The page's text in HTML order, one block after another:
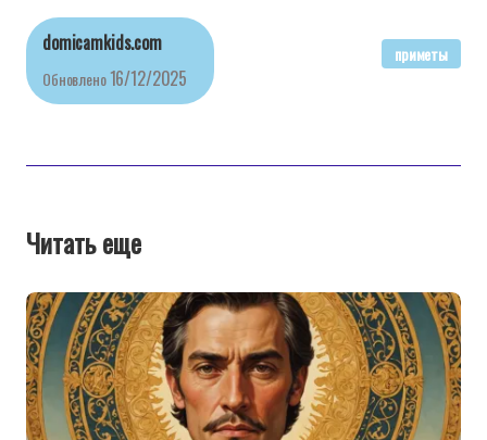
domicamkids.com
Обновлено16/12/2025
приметы
Читать еще